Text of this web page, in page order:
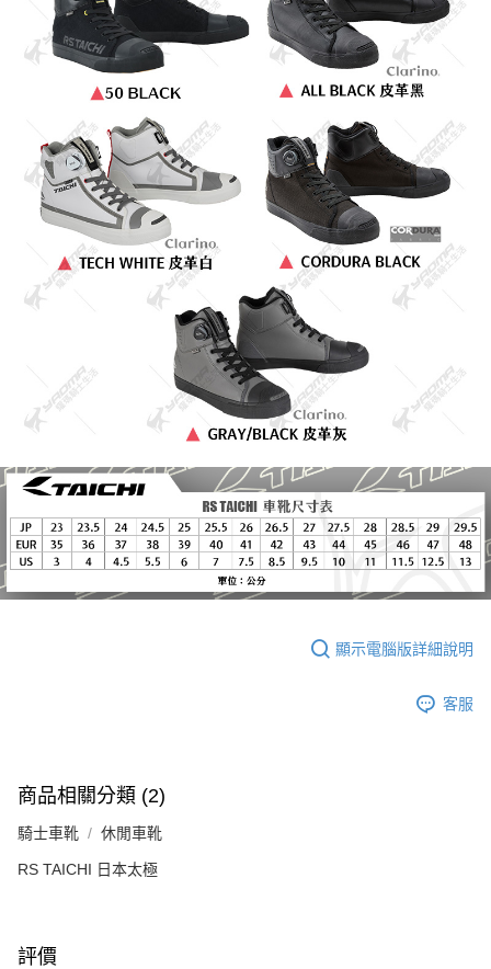
顯示電腦版詳細說明
客服
商品相關分類 (2)
騎士車靴 休閒車靴
RS TAICHI 日本太極
評價